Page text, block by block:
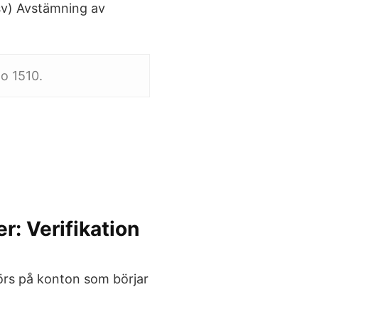
Avstämning av
1510.
Verifikation
på konton som börjar